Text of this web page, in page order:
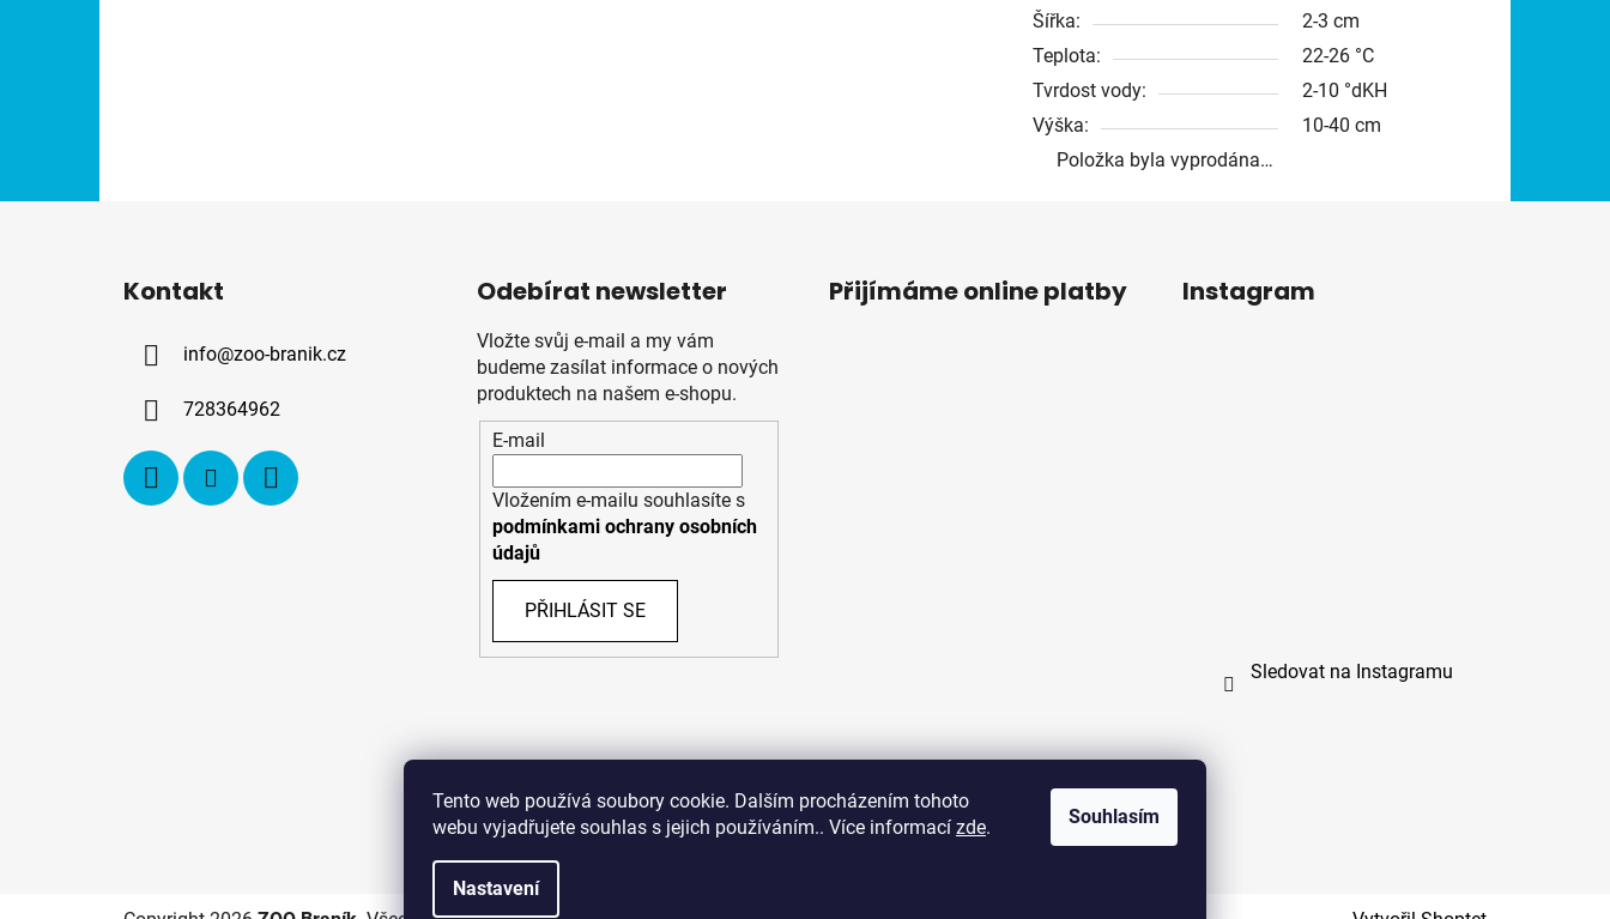
Tento web používá soubory cookie. Dalším procházením tohoto
webu vyjadřujete souhlas s jejich používáním.. Více informací zde.
Nastavení
Souhlasím
Šířka:
2-3 cm
Teplota:
22-26 °C
Tvrdost vody:
2-10 °dKH
Výška:
10-40 cm
Položka byla vyprodána…
Kontakt
info@zoo-branik.cz
728364962
Odebírat newsletter
Vložte svůj e-mail a my vám
budeme zasílat informace o nových
produktech na našem e-shopu.
E-mail
Vložením e-mailu souhlasíte s
podmínkami ochrany osobních
údajů
PŘIHLÁSIT SE
Přijímáme online platby Instagram
Sledovat na Instagramu
PPL UPS
Copyright (c) 2011 - 2026 zoo-branik.cz - Všechna práva vyhrazena